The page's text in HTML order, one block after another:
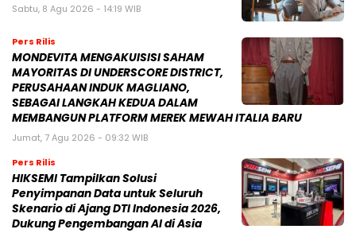
Sabtu, 8 Agu 2026 - 14:19 WIB
Pers Rilis
MONDEVITA MENGAKUISISI SAHAM
MAYORITAS DI UNDERSCORE DISTRICT,
PERUSAHAAN INDUK MAGLIANO,
SEBAGAI LANGKAH KEDUA DALAM
MEMBANGUN PLATFORM MEREK MEWAH ITALIA BARU
Jumat, 7 Agu 2026 - 09:32 WIB
Pers Rilis
HIKSEMI Tampilkan Solusi
Penyimpanan Data untuk Seluruh
Skenario di Ajang DTI Indonesia 2026,
Dukung Pengembangan AI di Asia